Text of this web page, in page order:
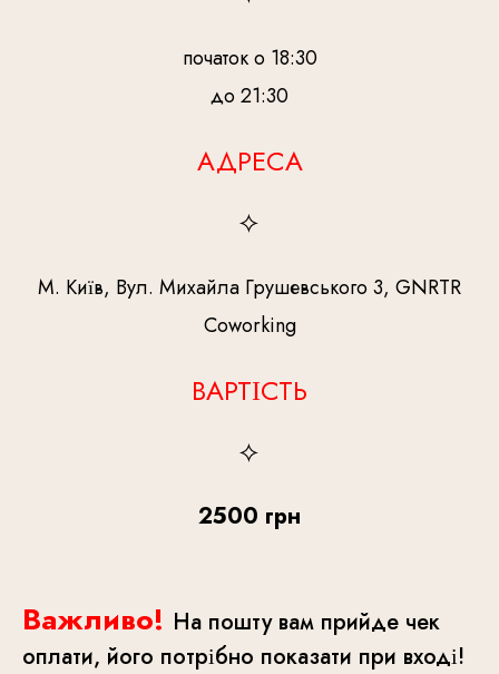
початок о 18:30
до 21:30
АДРЕСА
М. Київ, Вул. Михайла Грушевського 3, GNRTR
Coworking
ВАРТІСТЬ
2500 грн
Важливо! На пошту вам прийде чек
оплати, його потрібно показати при вході!